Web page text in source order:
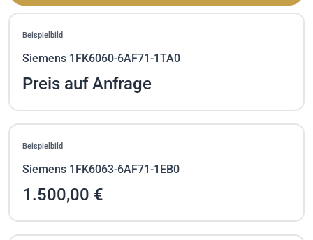
Beispielbild
Siemens 1FK6060-6AF71-1TA0
Preis auf Anfrage
Beispielbild
Siemens 1FK6063-6AF71-1EB0
1.500,00 €